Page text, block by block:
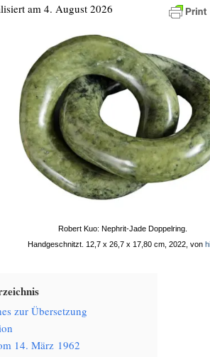
am 4. August 2026
Robert Kuo: Nephrit-Jade Doppelring.
Hand­ge­schnitzt. 12,7 x 26,7 x 17,80 cm, 2022, von
zur Übersetzung
14. März 1962